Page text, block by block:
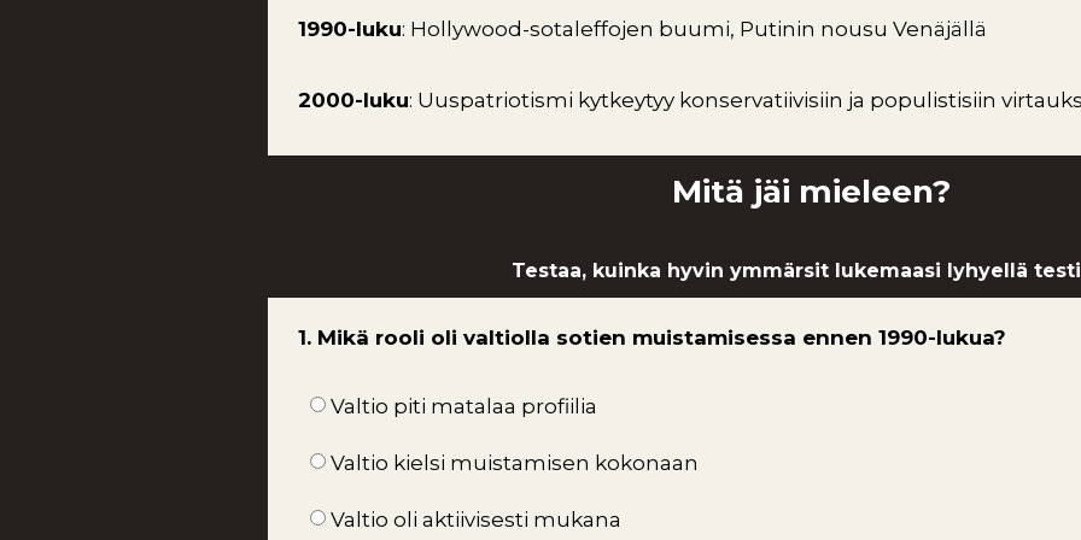
1990-luku: Hollywood-sotaleffojen buumi, Putinin nousu Venäjällä
2000-luku: Uuspatriotismi kytkeytyy konservatiivisiin ja populistisiin
Mitä jäi mieleen?
Testaa, kuinka hyvin ymmärsit lukemaasi lyhyellä
1. Mikä rooli oli valtiolla sotien muistamisessa ennen 1990-lukua?
Valtio piti matalaa profiilia
Valtio kielsi muistamisen kokonaan
Valtio oli aktiivisesti mukana